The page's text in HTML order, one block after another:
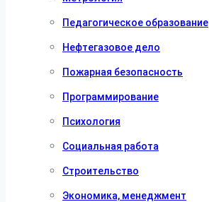
Педагогическое образование
Нефтегазовое дело
Пожарная безопасность
Программирование
Психология
Социальная работа
Строительство
Экономика, менеджмент